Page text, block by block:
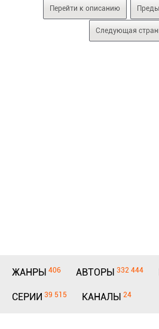
Перейти к описанию
Следующая
ЖАНРЫ 406 АВТОРЫ 332 444
СЕРИИ 39 515 КАНАЛЫ 24